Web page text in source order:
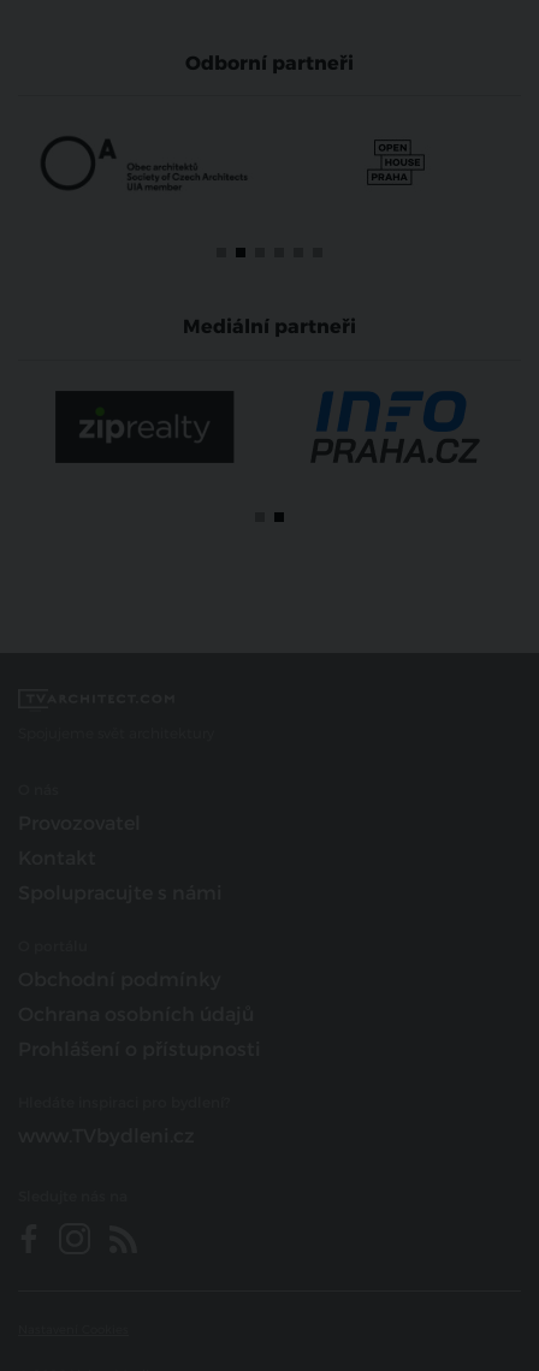
Odborní partneři
Mediální partneři